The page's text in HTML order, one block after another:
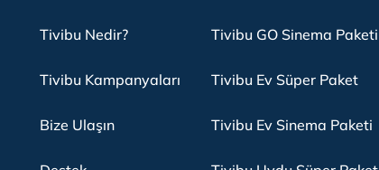
Tivibu Nedir?
Tivibu Kampanyaları
Bize Ulaşın
Tivibu GO Sinema Paketi
Tivibu Ev Süper Paket
Tivibu Ev Sinema Paketi